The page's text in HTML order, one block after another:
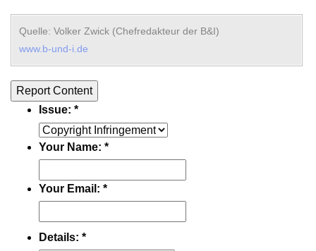
Quelle: Volker Zwick (Chefredakteur der B&I)
www.b-und-i.de
Report Content
Issue: *
Your Name: *
Your Email: *
Details: *